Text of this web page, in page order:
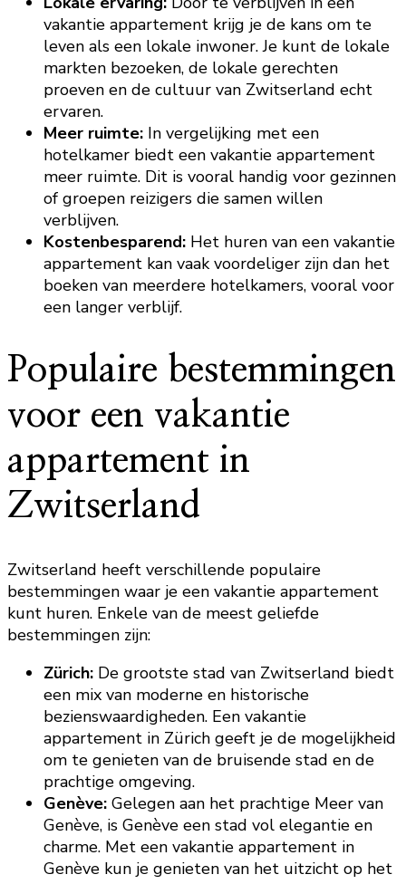
vakantie appartement krijg je de kans om te
leven als een lokale inwoner. Je kunt de lokale
markten bezoeken, de lokale gerechten
proeven en de cultuur van Zwitserland echt
ervaren.
Meer ruimte: In vergelijking met een
hotelkamer biedt een vakantie appartement
meer ruimte. Dit is vooral handig voor gezinnen
of groepen reizigers die samen willen
verblijven.
Kostenbesparend: Het huren van een vakantie
appartement kan vaak voordeliger zijn dan het
boeken van meerdere hotelkamers, vooral voor
een langer verblijf.
Populaire bestemmingen
voor een vakantie
appartement in
Zwitserland
Zwitserland heeft verschillende populaire
bestemmingen waar je een vakantie appartement
kunt huren. Enkele van de meest geliefde
bestemmingen zijn:
Zürich: De grootste stad van Zwitserland biedt
een mix van moderne en historische
bezienswaardigheden. Een vakantie
appartement in Zürich geeft je de mogelijkheid
om te genieten van de bruisende stad en de
prachtige omgeving.
Genève: Gelegen aan het prachtige Meer van
Genève, is Genève een stad vol elegantie en
charme. Met een vakantie appartement in
Genève kun je genieten van het uitzicht op het